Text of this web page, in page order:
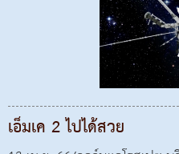
เอ็มเค 2 ไปได้สวย